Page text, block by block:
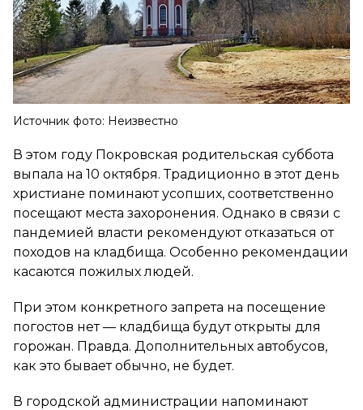
Источник фото: Неизвестно
В этом году Покровская родительская суббота
выпала на 10 октября. Традиционно в этот день
христиане поминают усопших, соответственно
посещают места захоронения. Однако в связи с
пандемией власти рекомендуют отказаться от
походов на кладбища. Особенно рекомендации
касаются пожилых людей.
При этом конкретного запрета на посещение
погостов нет — кладбища будут открыты для
горожан. Правда. Дополнительных автобусов,
как это бывает обычно, не будет.
В городской администрации напоминают